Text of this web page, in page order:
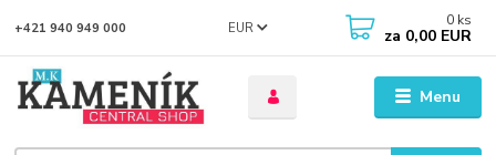
Menu
EUR
+421 940 949 000 0 ks
za 0,00 EUR